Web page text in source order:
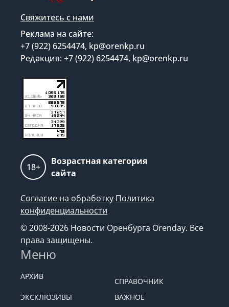
Свяжитесь с нами
Реклама на сайте:
+7 (922) 6254474, kp@orenkp.ru
Редакция: +7 (922) 6254474, kp@orenkp.ru
18+
Возрастная категория
сайта
Согласие на обработку Политика
конфиденциальности
© 2008-2026 Новости Оренбурга Orenday. Все
права защищены.
Меню
АРХИВ
СПРАВОЧНИК
ЭКСКЛЮЗИВЫ
ВАЖНОЕ